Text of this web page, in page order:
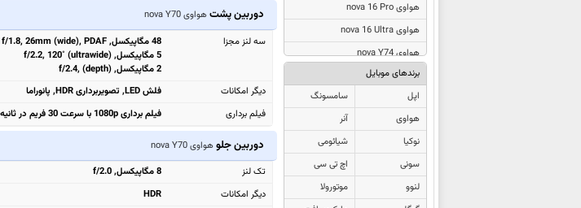
هواوی nova 16 Pro
هواوی nova 16 Ultra
هواوی nova Y74
هواوی MatePad Pro Max
هواوی nova 15 Max
هواوی Watch Ultimate Design
Spring
هواوی Watch Fit 5 Pro
هواوی Watch Fit 5
برندهای موبایل
اپل
سامسونگ
هواوی
آنر
نوکیا
شیائومی
سونی
اچ تی سی
لنوو
موتورولا
دوربین پشتهواوی nova Y70
سه لنز مجزا
48 مگاپیکسل, f/1.8, 26mm (wide), PDAF
5 مگاپیکسل, f/2.2, 120˚ (ultrawide)
2 مگاپیکسل, f/2.4, (depth)
دیگر امکانات
فلش LED, تصویربرداری HDR, پانوراما
فیلم برداری
فیلم برداری 1080p با سرعت 30 فریم در ثانیه
دوربین جلوهواوی nova Y70
تک لنز
8 مگاپیکسل, f/2.0
دیگر امکانات
HDR